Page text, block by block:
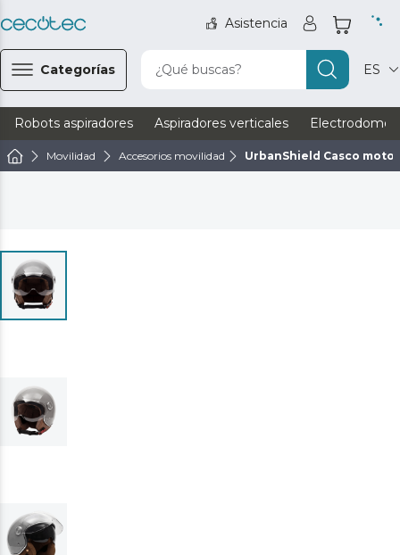
Asistencia
Categorías ¿Qué buscas? ES
Robots aspiradores Aspiradores verticales
Movilidad Accesorios movilidad UrbanShield Casco